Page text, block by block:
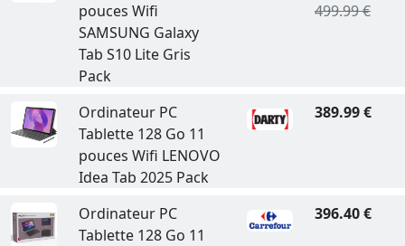
pouces Wifi
SAMSUNG Galaxy
Tab S10 Lite Gris
Pack
499.99 €
Ordinateur PC
Tablette 128 Go 11
pouces Wifi LENOVO
Idea Tab 2025 Pack
389.99 €
Ordinateur PC
Tablette 128 Go 11
396.40 €